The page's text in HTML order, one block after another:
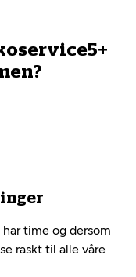
time og dersom
raskt til alle våre